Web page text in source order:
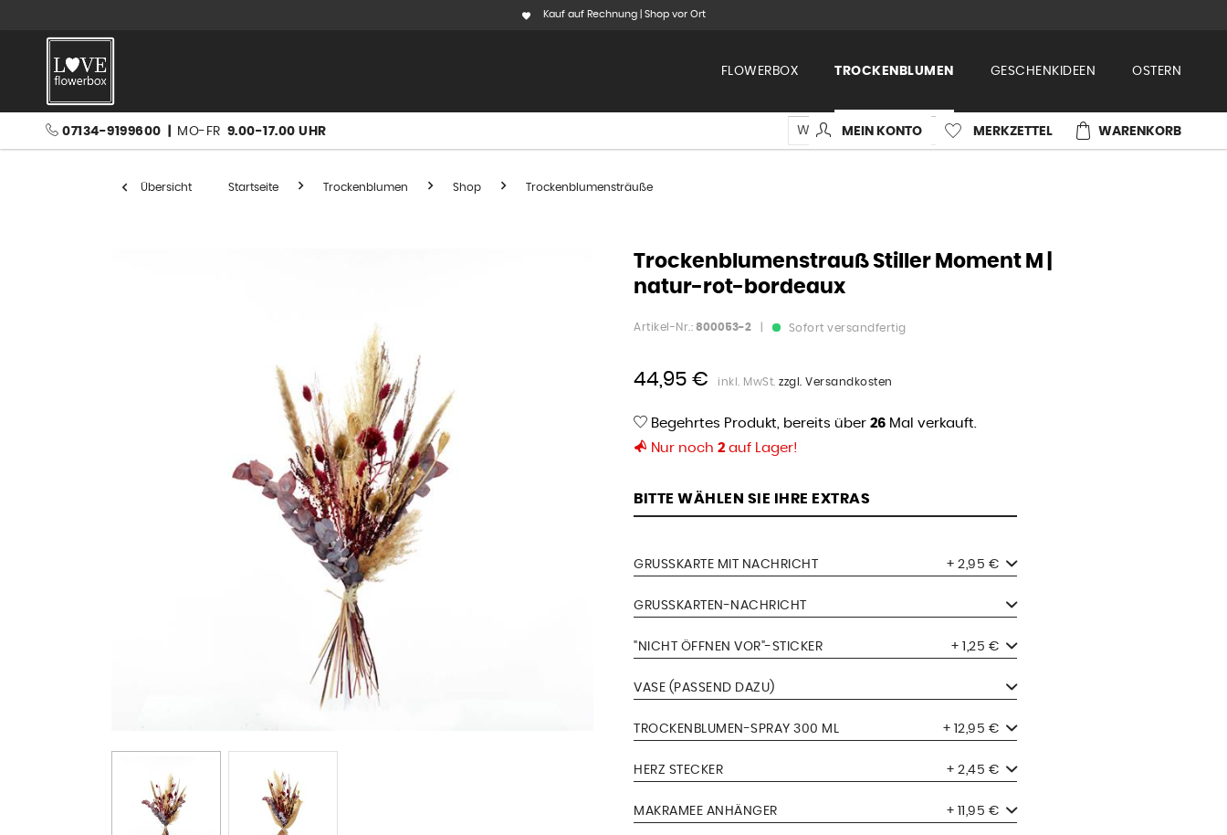
Kauf auf Rechnung | Shop vor Ort
FLOWERBOX TROCKENBLUMEN GESCHENKIDEEN OSTERN
07134-9199600 MO-FR 9.00-17.00 UHR MERKZETTEL
MEIN KONTO WARENKORB
Übersicht Startseite Trockenblumen Shop Trockenblumensträuße
Trockenblumenstrauß Stiller Moment M |
natur-rot-bordeaux
Artikel-Nr.: 800053-2 Sofort versandfertig
44,95 € inkl. MwSt. zzgl. Versandkosten
Begehrtes Produkt, bereits über 26 Mal verkauft.
Nur noch 2 auf Lager!
BITTE WÄHLEN SIE IHRE EXTRAS
GRUSSKARTE MIT NACHRICHT + 2,95 €
GRUSSKARTEN-NACHRICHT
"NICHT ÖFFNEN VOR"-STICKER + 1,25 €
VASE (PASSEND DAZU)
TROCKENBLUMEN-SPRAY 300 ML + 12,95 €
HERZ STECKER + 2,45 €
MAKRAMEE ANHÄNGER + 11,95 €